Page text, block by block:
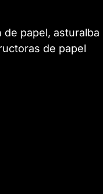
papel, asturalba
de papel